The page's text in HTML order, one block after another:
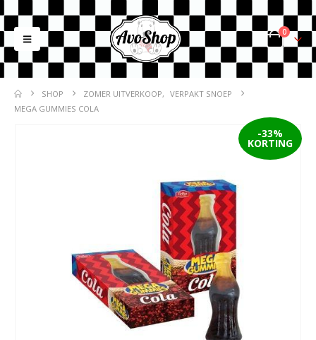
0
SHOP ZOMER UITVERKOOP,
VERPAKT SNOEP
MEGA GUMMIES COLA
-33%
KORTING